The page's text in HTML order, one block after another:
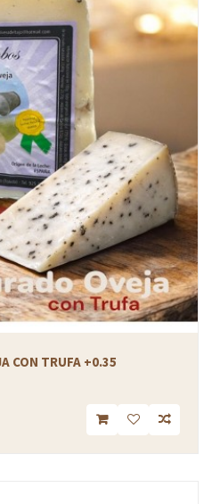
CON TRUFA +0.35